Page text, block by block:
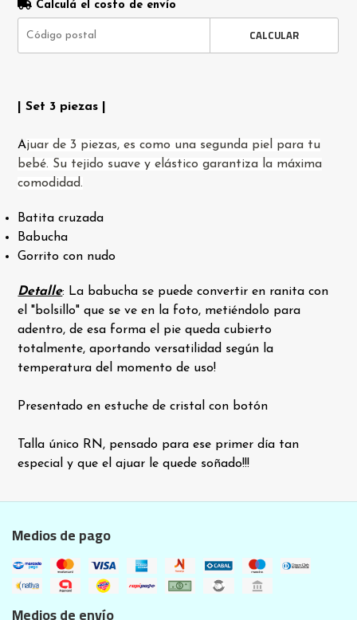
Calculá el costo de envío
CALCULAR
| Set 3 piezas |
Ajuar de 3 piezas, es como una segunda piel para tu
bebé. Su tejido suave y elástico garantiza la máxima
comodidad.
Batita cruzada
Babucha
Gorrito con nudo
Detalle: La babucha se puede convertir en ranita con
el "bolsillo" que se ve en la foto, metiéndolo para
adentro, de esa forma el pie queda cubierto
totalmente, aportando versatilidad según la
temperatura del momento de uso!
Presentado en estuche de cristal con botón
Talla único RN, pensado para ese primer día tan
especial y que el ajuar le quede soñado!!!
Medios de pago